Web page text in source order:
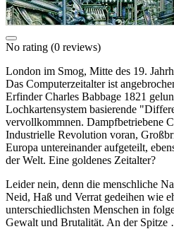
No rating (0 reviews)
London im Smog, Mitte des 19.
Das Computerzeitalter ist
Erfinder Charles Babbage 1821
Lochkartensystem basierende
vervollkommnen. Dampfbetriebene
Industrielle Revolution voran,
Europa untereinander aufgeteilt,
der Welt. Eine goldenes Zeitalter?
Leider nein, denn die menschliche
Neid, Haß und Verrat gedeihen wie
unterschiedlichsten Menschen in
Gewalt und Brutalität. An der